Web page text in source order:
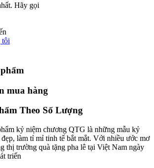
Hãy gọi
tôi
mua hàng
Theo Số Lượng
kỷ niệm chương QTG là những mẫu kỷ
làm tỉ mỉ tinh tế bắt mắt. Với nhiều ước mơ
thị trường quà tặng pha lê tại Việt Nam ngày
triển